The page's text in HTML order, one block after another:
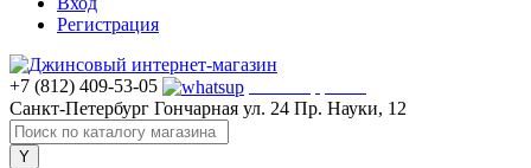
Регистрация
+7 (812) 409-53-05
Санкт-Петербург Гончарная ул. 24 Пр. Науки, 12